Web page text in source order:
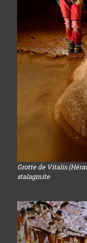
Grotte de Vitalis
stalagmite